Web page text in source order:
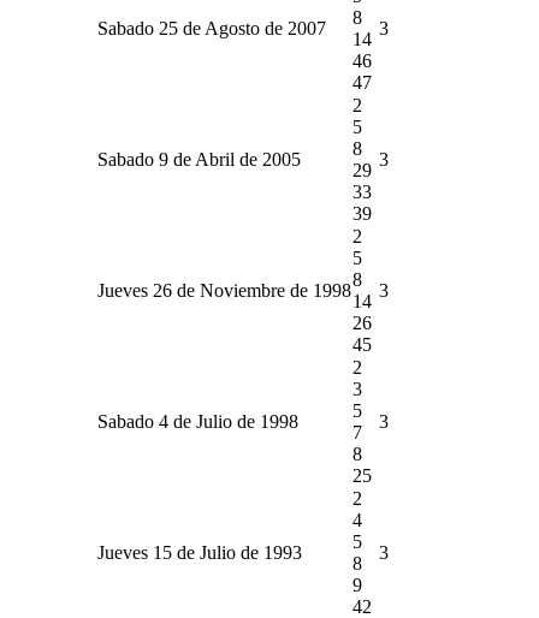
Sabado 25 de Agosto de 2007
8
14
46
47
3
Sabado 9 de Abril de 2005
2
5
8
29
33
39
3
Jueves 26 de Noviembre de 1998
2
5
8
14
26
45
3
Sabado 4 de Julio de 1998
2
3
5
7
8
25
3
Jueves 15 de Julio de 1993
2
4
5
8
9
42
3